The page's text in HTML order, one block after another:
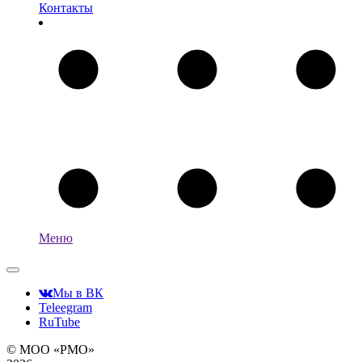
Контакты
Меню
Мы в ВК
Teleegram
RuTube
© МОО «РМО»